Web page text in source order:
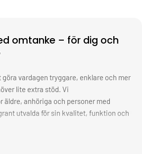
omtanke – för dig och
vardagen tryggare, enklare och mer
lite extra stöd. Vi
äldre, anhöriga och personer med
utvalda för sin kvalitet, funktion och
ett syfte – att ge människor frihet,